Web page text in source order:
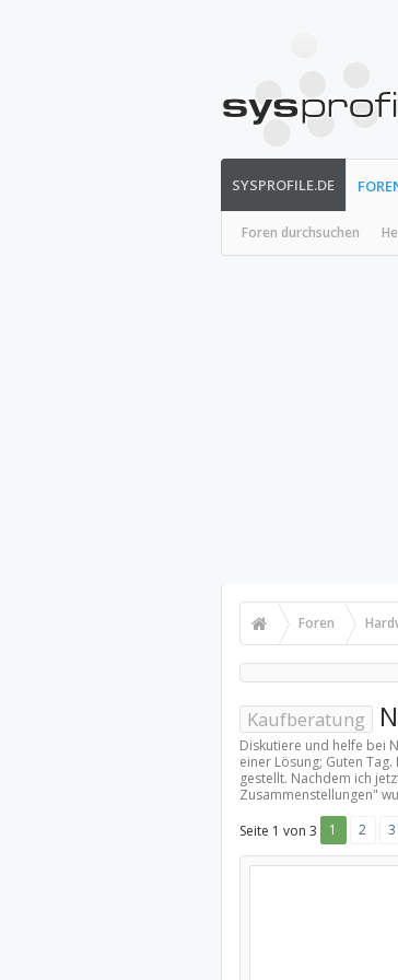
SYSPROFILE.DE
Foren durchsuchen
Foren
Kaufberatung
Diskutiere und helfe bei
einer Lösung; Guten
gestellt. Nachdem ich
Zusammenstellungen"
Seite 1 von 3
1 2 3